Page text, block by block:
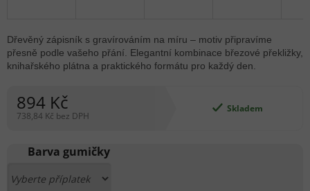
894 Kč
738,84 Kč bez DPH
cena:
Skladem
Barva gumičky
Dřevěný zápisník s gravírováním na míru – motiv připravíme
přesně podle vašeho přání. Elegantní kombinace březové překližky,
knihařského plátna a praktického formátu pro každý den.